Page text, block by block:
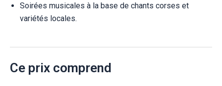
Soirées musicales à la base de chants corses et
variétés locales.
Ce prix comprend